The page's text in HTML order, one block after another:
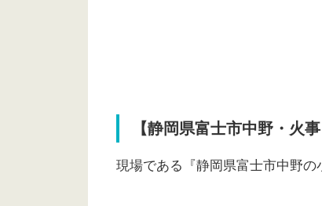
【静岡県富士市中野・火
現場である『静岡県富士市中野の